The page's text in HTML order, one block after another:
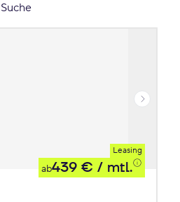
Leasing
ab439 € / mtl.